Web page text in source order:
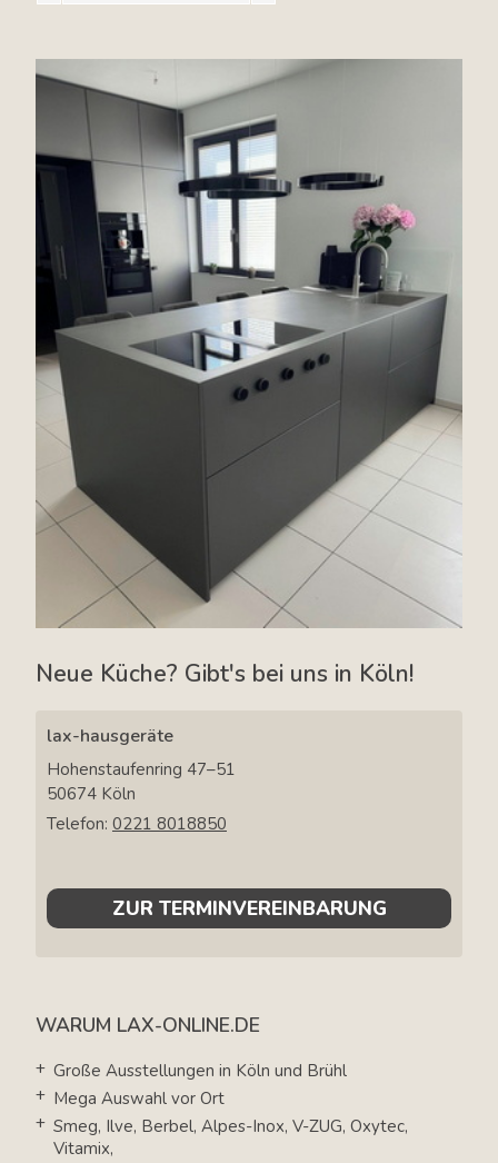
Neue Küche? Gibt's bei uns in Köln!
lax-hausgeräte
Hohenstaufenring 47–51
50674 Köln
Telefon: 0221 8018850
ZUR TERMINVEREINBARUNG
WARUM LAX-ONLINE.DE
Große Ausstellungen in Köln und Brühl
Mega Auswahl vor Ort
Smeg, Ilve, Berbel, Alpes-Inox, V-ZUG, Oxytec,
Vitamix,